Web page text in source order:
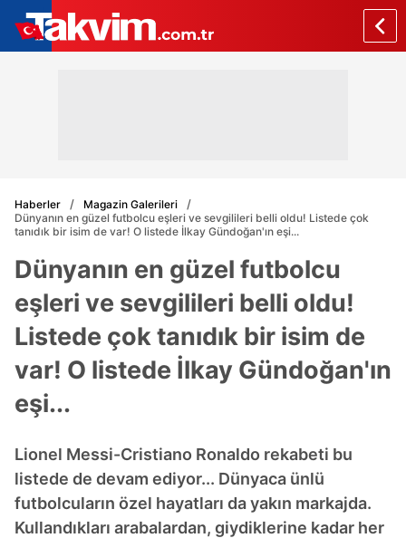
Haberler
Magazin Galerileri
Dünyanın en güzel futbolcu eşleri ve sevgilileri belli oldu! Listede çok
tanıdık bir isim de var! O listede İlkay Gündoğan'ın eşi...
Dünyanın en güzel futbolcu
eşleri ve sevgilileri belli oldu!
Listede çok tanıdık bir isim de
var! O listede İlkay Gündoğan'ın
eşi...
Lionel Messi-Cristiano Ronaldo rekabeti bu
listede de devam ediyor... Dünyaca ünlü
futbolcuların özel hayatları da yakın markajda.
Kullandıkları arabalardan, giydiklerine kadar her